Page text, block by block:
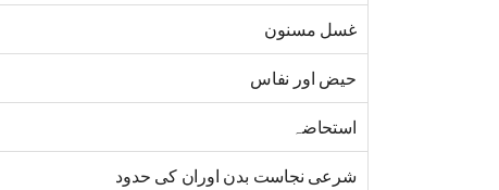
غسل مسنون
حیض اور نفاس
استحاضہ
شرعی نجاست بدن اوران کی حدود